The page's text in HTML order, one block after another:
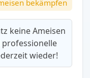
bekämpfen
keine Ameisen
professionelle
wieder!